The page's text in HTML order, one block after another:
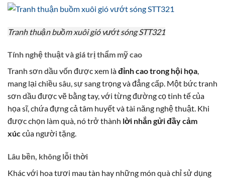
Tranh thuận buồm xuôi gió vướt sóng STT321
Tính nghệ thuật và giá trị thẩm mỹ cao
Tranh sơn dầu vốn được xem làđỉnh cao trong hội họa,
mang lại chiều sâu, sự sang trọng và đẳng cấp. Một bức tranh
sơn dầu được vẽ bằng tay, với từng đường cọ tinh tế của
họa sĩ, chứa đựng cả tâm huyết và tài năng nghệ thuật. Khi
được chọn làm quà, nó trở thành lời nhắn gửi đầy cảm
xúccủa người tặng.
Lâu bền, không lỗi thời
Khác với hoa tươi mau tàn hay những món quà chỉ sử dụng